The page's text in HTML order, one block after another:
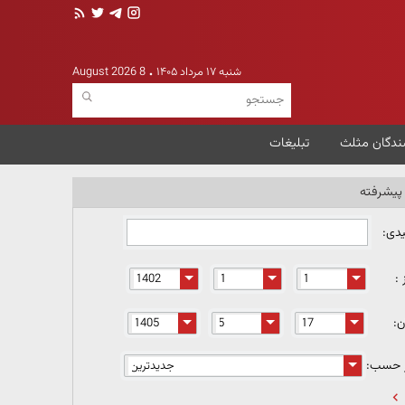
شنبه ۱۷ مرداد ۱۴۰۵ 8 August 2026
مثلث تبلیغات
:
حسب: